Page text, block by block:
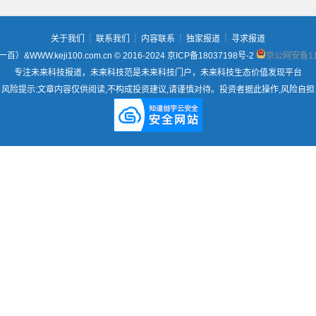
关于我们 ┊ 联系我们 ┊ 内容联系 ┊ 独家报道 ┊ 寻求报道
百）&WWW.keji100.com.cn © 2016-2024 京ICP备18037198号-2
京公网安备
专注未来科技报道，未来科技范是未来科技门户，未来科技生态价值发现平台
风险提示:文章内容仅供阅读,不构成投资建议,请谨慎对待。投资者据此操作,风险自担